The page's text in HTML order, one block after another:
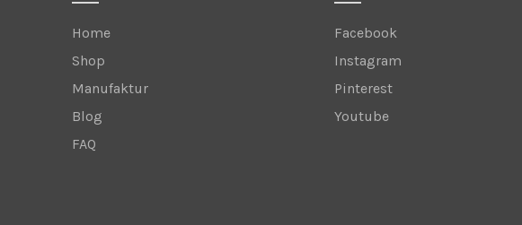
Home
Shop
Manufaktur
Blog
FAQ
Facebook
Instagram
Pinterest
Youtube